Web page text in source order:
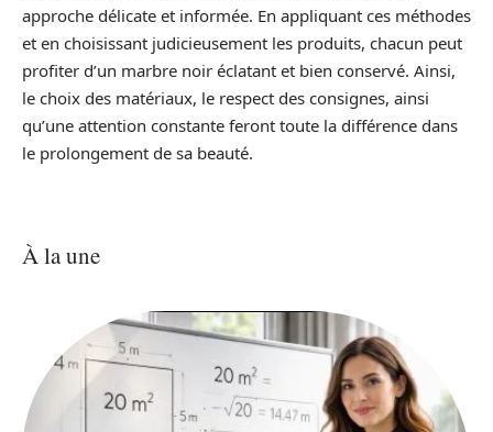
approche délicate et informée. En appliquant ces méthodes
et en choisissant judicieusement les produits, chacun peut
profiter d’un marbre noir éclatant et bien conservé. Ainsi,
le choix des matériaux, le respect des consignes, ainsi
qu’une attention constante feront toute la différence dans
le prolongement de sa beauté.
À la une